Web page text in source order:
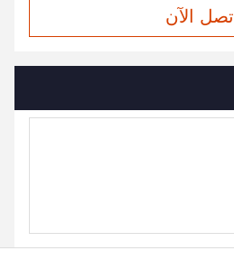
اتصل الآن